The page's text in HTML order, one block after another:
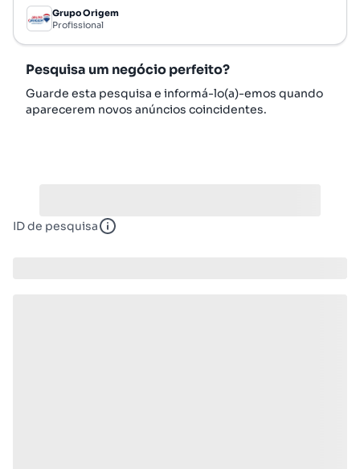
Grupo Origem
Profissional
Pesquisa um negócio perfeito?
Guarde esta pesquisa e informá-lo(a)-emos quando
aparecerem novos anúncios coincidentes.
ID de pesquisa ID de pesquisa